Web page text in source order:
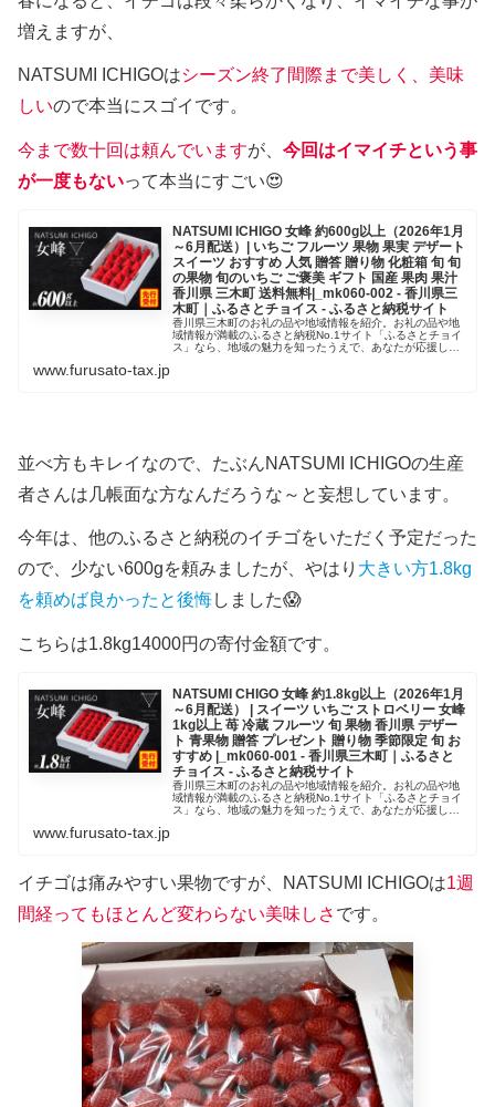
増えますが、
NATSUMI ICHIGOはシーズン終了間際まで美しく、美味
しいので本当にスゴイです。
今まで数十回は頼んでいますが、 今回はイマイチという事
が一度もないって本当にすごい😍
NATSUMI ICHIGO 女峰 約600g以上（2026年1月
～6月配送）| いちご フルーツ 果物 果実 デザート
スイーツ おすすめ 人気 贈答 贈り物 化粧箱 旬 旬
の果物 旬のいちご ご褒美 ギフト 国産 果肉 果汁
香川県 三木町 送料無料|_mk060-002 - 香川県三
木町｜ふるさとチョイス - ふるさと納税サイト
香川県三木町のお礼の品や地域情報を紹介。お礼の品や地
域情報が満載のふるさと納税No.1サイト「ふるさとチョイ
ス」なら、地域の魅力を知ったうえで、あなたが応援した
www.furusato-tax.jp
並べ方もキレイなので、たぶんNATSUMI ICHIGOの生産
者さんは几帳面な方なんだろうな～と妄想しています。
今年は、他のふるさと納税のイチゴをいただく予定だった
ので、少ない600gを頼みましたが、やはり 大きい方1.8kg
を頼めば良かったと後悔しました😱
こちらは1.8kg14000円の寄付金額です。
NATSUMI CHIGO 女峰 約1.8kg以上（2026年1月
～6月配送） | スイーツ いちご ストロベリー 女峰
1kg以上 苺 冷蔵 フルーツ 旬 果物 香川県 デザー
ト 青果物 贈答 プレゼント 贈り物 季節限定 旬 お
すすめ |_mk060-001 - 香川県三木町｜ふるさと
チョイス - ふるさと納税サイト
香川県三木町のお礼の品や地域情報を紹介。お礼の品や地
域情報が満載のふるさと納税No.1サイト「ふるさとチョイ
ス」なら、地域の魅力を知ったうえで、あなたが応援した
www.furusato-tax.jp
イチゴは痛みやすい果物ですが、NATSUMI ICHIGOは1週
間経ってもほとんど変わらない美味しさ です。